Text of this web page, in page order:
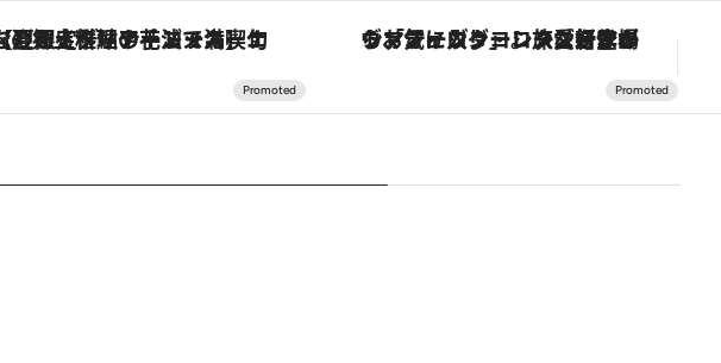
【夏限定ディナーコース】旬を迎える稚鮎や花ズッキーニなどをイタリア・トスカーナの郷土料理の手法で満喫！ ヴァシュロン・コンスタンタン「オーヴァーシーズ・オートマティック」。旅愛好家のお気に入りコレクションから、ジェンダーレスな新作が登場